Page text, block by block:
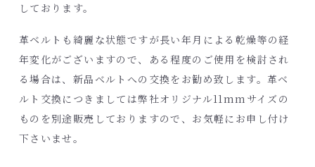
しております。
革ベルトも綺麗な状態ですが長い年月による乾燥等の経
年変化がございますので、ある程度のご使用を検討され
る場合は、新品ベルトへの交換をお勧め致します。革ベ
ルト交換につきましては弊社オリジナル11mmサイズの
ものを別途販売しておりますので、お気軽にお申し付け
下さいませ。